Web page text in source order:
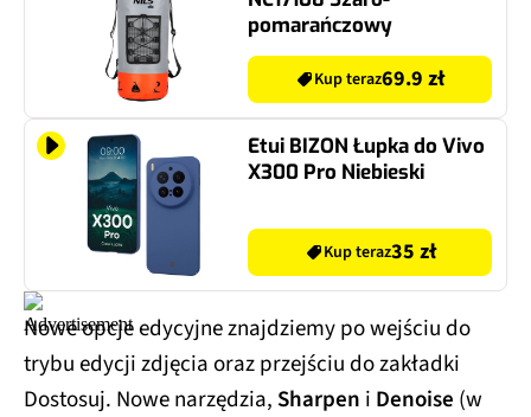
pomarańczowy
Kup teraz69.9 zł
Etui BIZON Łupka do Vivo
X300 Pro Niebieski
Kup teraz35 zł
Nowe opcje edycyjne znajdziemy po wejściu do
trybu edycji zdjęcia oraz przejściu do zakładki
Dostosuj. Nowe narzędzia, Sharpen i Denoise (w